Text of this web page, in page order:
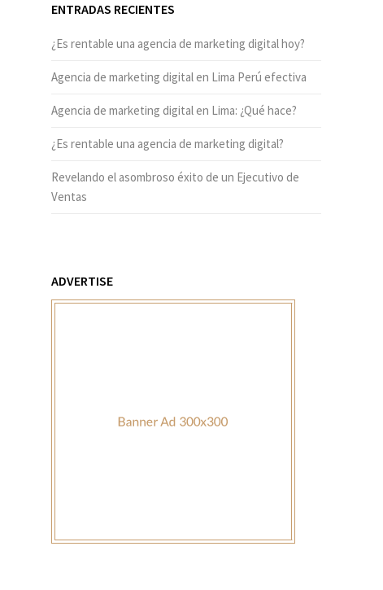
ENTRADAS RECIENTES
¿Es rentable una agencia de marketing digital hoy?
Agencia de marketing digital en Lima Perú efectiva
Agencia de marketing digital en Lima: ¿Qué hace?
¿Es rentable una agencia de marketing digital?
Revelando el asombroso éxito de un Ejecutivo de
Ventas
ADVERTISE